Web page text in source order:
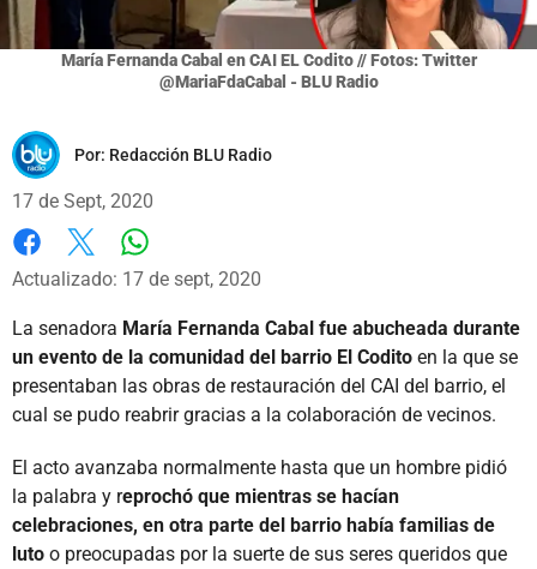
María Fernanda Cabal en CAI EL Codito // Fotos: Twitter
@MariaFdaCabal - BLU Radio
Por: Redacción BLU Radio
17 de Sept, 2020
Facebook
X
Actualizado: 17 de sept, 2020
La senadora María Fernanda Cabal fue abucheada durante
un evento de la comunidad del barrio El Codito en la que se
presentaban las obras de restauración del CAI del barrio, el
cual se pudo reabrir gracias a la colaboración de vecinos.
El acto avanzaba normalmente hasta que un hombre pidió
la palabra y reprochó que mientras se hacían
celebraciones, en otra parte del barrio había familias de
luto o preocupadas por la suerte de sus seres queridos que